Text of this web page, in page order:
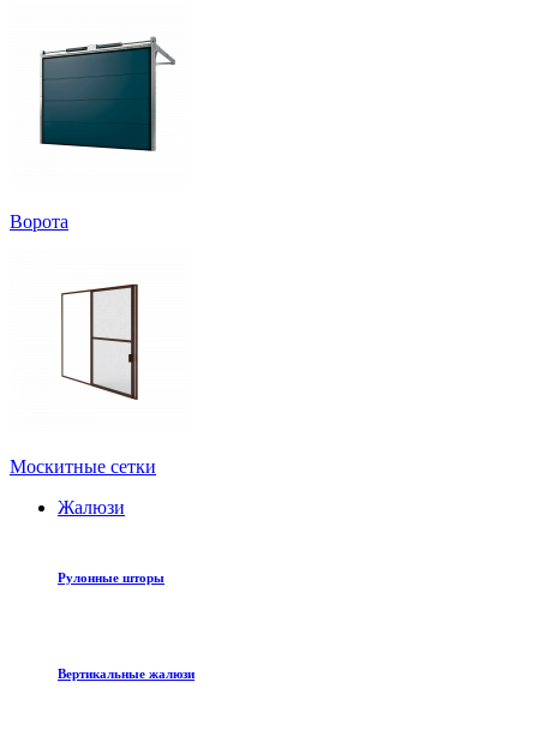
Ворота
Москитные сетки
Жалюзи
Рулонные шторы
Вертикальные жалюзи